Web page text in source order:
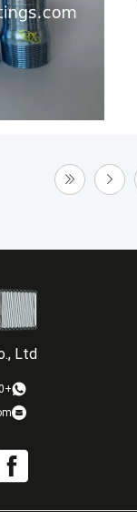
Ltd.
+8615831701180